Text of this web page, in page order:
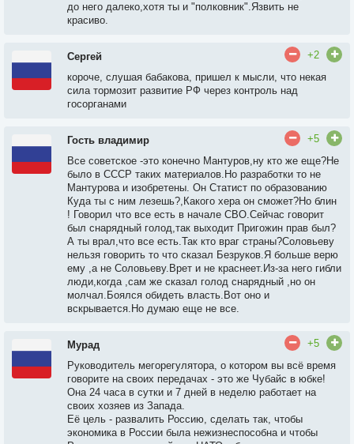
до него далеко,хотя ты и "полковник".Язвить не
красиво.
Сергей
+2
короче, слушая бабакова, пришел к мысли, что некая
сила тормозит развитие РФ через контроль над
госорганами
Гость владимир
+5
Все советское -это конечно Мантуров,ну кто же еще?Не
было в СССР таких материалов.Но разработки то не
Мантурова и изобретены. Он Статист по образованию
Куда ты с ним лезешь?,Какого хера он сможет?Но блин
! Говорил что все есть в начале СВО.Сейчас говорит
был снарядный голод,так выходит Пригожин прав был?
А ты врал,что все есть.Так кто враг страны?Соловьеву
нельзя говорить то что сказал Безруков.Я больше верю
ему ,а не Соловьеву.Врет и не краснеет.Из-за него гибли
люди,когда ,сам же сказал голод снарядный ,но он
молчал.Боялся обидеть власть.Вот оно и
вскрывается.Но думаю еще не все.
Мурад
+5
Руководитель мегорегулятора, о котором вы всё время
говорите на своих передачах - это же Чубайс в юбке!
Она 24 часа в сутки и 7 дней в неделю работает на
своих хозяев из Запада.
Её цель - развалить Россию, сделать так, чтобы
экономика в России была нежизнеспособна и чтобы